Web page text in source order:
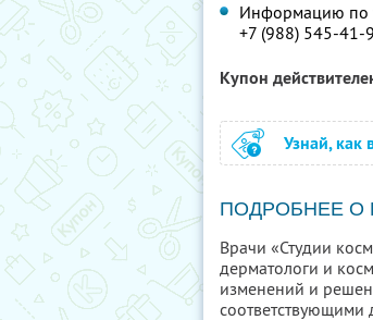
Информацию по
+7 (988) 545-41-
Купон
Узнай, как
ПОДРОБНЕЕ О
Врачи «Студии
дерматологи и
изменений и
соответствующими